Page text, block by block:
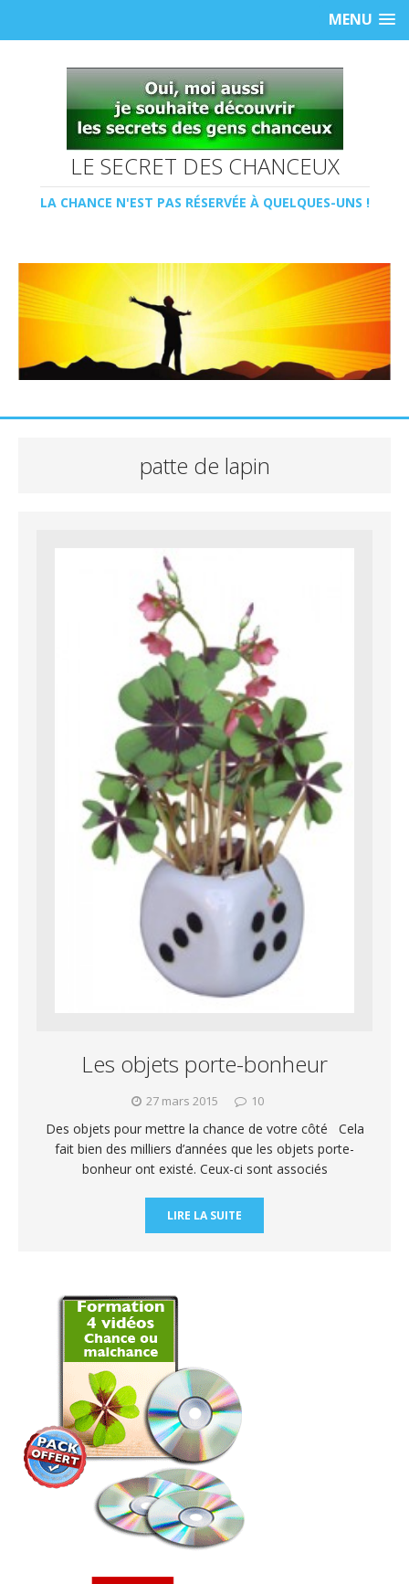
MENU
LE SECRET DES CHANCEUX
LA CHANCE N'EST PAS RÉSERVÉE À QUELQUES-UNS !
patte de lapin
Les objets porte-bonheur
27 mars 2015 10
Des objets pour mettre la chance de votre côté Cela
fait bien des milliers d’années que les objets porte-
bonheur ont existé. Ceux-ci sont associés
LIRE LA SUITE